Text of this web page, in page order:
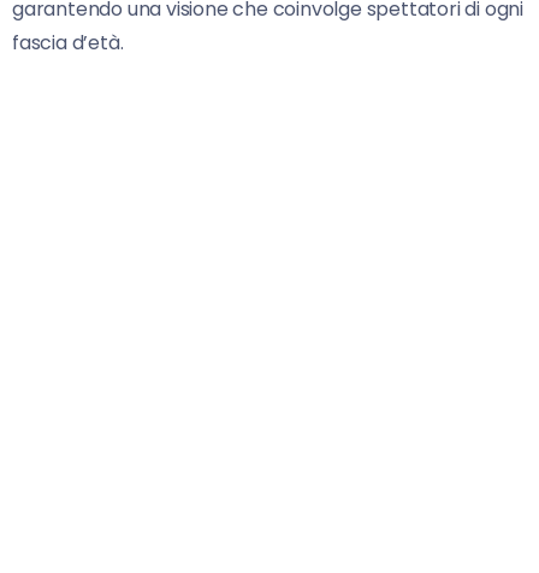
garantendo una visione che coinvolge spettatori di ogni
fascia d’età.